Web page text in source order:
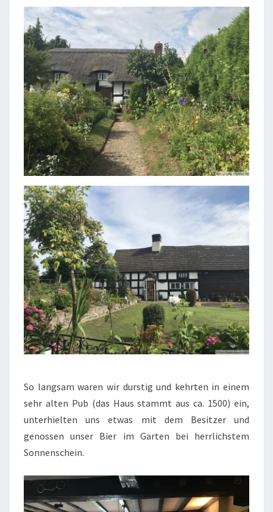
So langsam waren wir durstig und kehrten in einem
sehr alten Pub (das Haus stammt aus ca. 1500) ein,
unterhielten uns etwas mit dem Besitzer und
genossen unser Bier im Garten bei herrlichstem
Sonnenschein.